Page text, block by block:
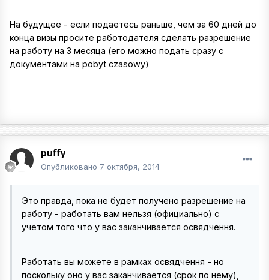
На будущее - если подаетесь раньше, чем за 60 дней до
конца визы просите работодателя сделать разрешение
на работу на 3 месяца (его можно подать сразу с
документами на pobyt czasowy)
puffy
Опубликовано 7 октября, 2014
Это правда, пока не будет получено разрешение на
работу - работать вам нельзя (официально) с
учетом того что у вас заканчивается освядчення.
Работать вы можете в рамках освядчення - но
поскольку оно у вас заканчивается (срок по нему),